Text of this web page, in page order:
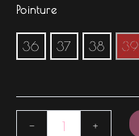
Pointure
36 37 38 39
- +